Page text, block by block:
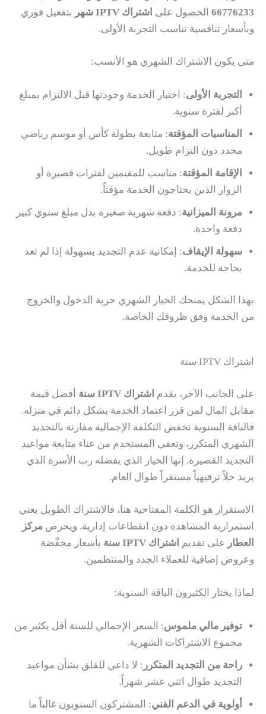
66776233الحصول على اشتراك IPTV شهر
بتفعيل فوري
وبأسعار تنافسية تناسب التجربة الأولى.
متى يكون الاشتراك الشهري هو الأنسب:
التجربة الأولى: اختبار الخدمة وجودتها قبل الالتزام بمبلغ
أكبر لفترة سنوية.
المناسبات المؤقتة: متابعة بطولة كأس أو موسم رياضي
محدد دون التزام طويل.
الإقامة المؤقتة: مناسب للمقيمين لفترات قصيرة أو
الزوار الذين يحتاجون الخدمة مؤقتاً.
مرونة الميزانية: دفعة شهرية صغيرة بدل مبلغ سنوي كبير
دفعة واحدة.
سهولة الإيقاف: إمكانية عدم التجديد بسهولة إذا لم تعد
بحاجة للخدمة.
بهذا الشكل يمنحك الخيار الشهري حرية الدخول والخروج
من الخدمة وفق ظروفك الخاصة.
اشتراك IPTV سنة
على الجانب الآخر، يقدماشتراك IPTV سنة
أفضل قيمة
مقابل المال لمن قرر اعتماد الخدمة بشكل دائم في منزله.
فالباقة السنوية تخفض التكلفة الإجمالية مقارنة بالتجديد
الشهري المتكرر، وتعفي المستخدم من عناء متابعة مواعيد
التجديد القصيرة. إنها الخيار الذي يفضله رب الأسرة الذي
يريد حلاً ترفيهياً مستقراً طوال العام.
الاستقرار هو الكلمة المفتاحية هنا، فالاشتراك الطويل يعني
استمرارية المشاهدة دون انقطاعات إدارية. ويحرص مركز
العطارعلى تقديماشتراك IPTV سنة
بأسعار مخفّضة
وعروض إضافية للعملاء الجدد والمنتظمين.
لماذا يختار الكثيرون الباقة السنوية:
توفير مالي ملموس: السعر الإجمالي للسنة أقل بكثير من
مجموع الاشتراكات الشهرية.
راحة من التجديد المتكرر : لا داعي للقلق بشأن مواعيد
التجديد طوال اثني عشر شهراً.
أولوية في الدعم الفني: المشتركون السنويون غالباً ما